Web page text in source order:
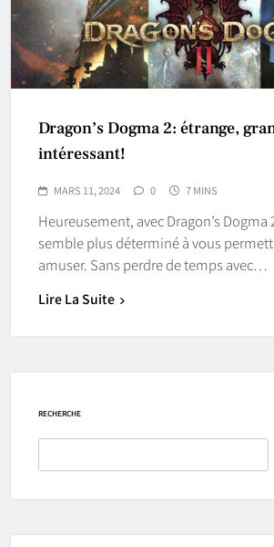
Dragon’s Dogma 2: étrange,
intéressant!
MARS 11, 2024 0 7 MINS
Heureusement, avec Dragon’s Dogma
semble plus déterminé à vous
amuser. Sans perdre de temps avec…
Lire La Suite
RECHERCHE